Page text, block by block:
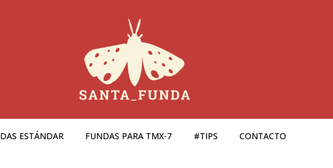
ESTÁNDAR FUNDAS PARA TMX-7 #TIPS CONTACTO